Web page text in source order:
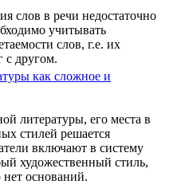
слов в речи недостаточно
учитывать
слов, г.е. их
с другом.
как сложное и
литературы, его места в
стилей решается
включают в систему
художественный стиль,
нет оснований.